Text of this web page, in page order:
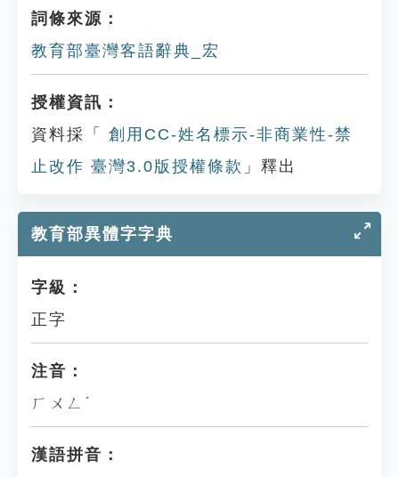
詞條來源：
教育部臺灣客語辭典_宏
授權資訊：
資料採「
創用CC-姓名標示-非商業性-禁
止改作 臺灣3.0版授權條款 」釋出
教育部異體字字典
字級：
正字
注音：
ㄏㄨㄥˊ
漢語拼音：